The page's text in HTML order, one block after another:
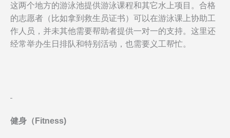
这两个地方的游泳池提供游泳课程和其它水上项目。合格
的志愿者（比如拿到救生员证书）可以在游泳课上协助工
作人员，并未其他需要帮助者提供一对一的支持。这里还
经常举办生日排队和特别活动，也需要义工帮忙。
健身（Fitness)